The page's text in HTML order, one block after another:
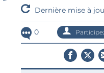
Dernière mise à
0